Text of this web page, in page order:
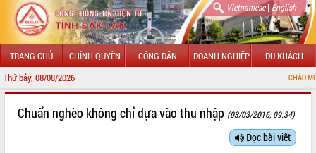
Vietnamese| English
TRANG CHỦ CHÍNH QUYỀN CÔNG DÂN DOANH NGHIỆP DU KHÁCH
Thứ bảy, 08/08/2026 CHÀO MỪNG
Chuẩn nghèo không chỉ dựa vào thu nhập (03/03/2016, 09:34)
Đọc bài viết